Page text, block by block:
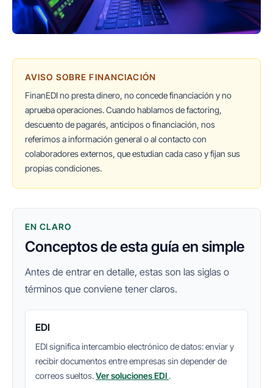
AVISO SOBRE FINANCIACIÓN
FinanEDI no presta dinero, no concede financiación y no
aprueba operaciones. Cuando hablamos de factoring,
descuento de pagarés, anticipos o financiación, nos
referimos a información general o al contacto con
colaboradores externos, que estudian cada caso y fijan sus
propias condiciones.
EN CLARO
Conceptos de esta guía en simple
Antes de entrar en detalle, estas son las siglas o
términos que conviene tener claros.
EDI
EDI significa intercambio electrónico de datos: enviar y
recibir documentos entre empresas sin depender de
correos sueltos.Ver soluciones EDI .